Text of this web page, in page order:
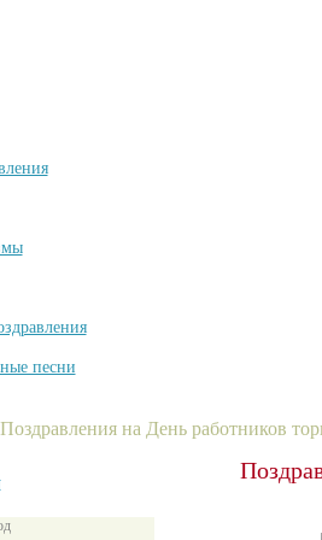
песни
на День работников